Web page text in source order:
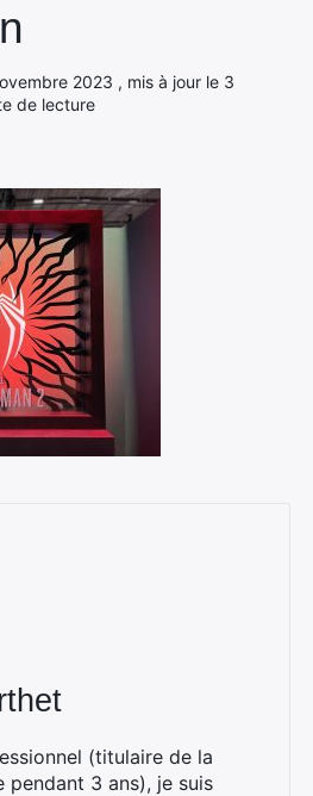
2023 , mis à jour le 3
de lecture
(titulaire de la
pendant 3 ans), je suis